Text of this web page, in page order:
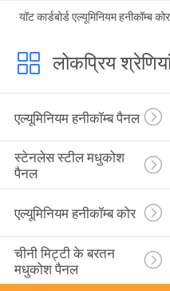
यॉट कार्डबोर्ड एल्यूमिनियम हनीकॉम्ब
लोकप्रिय
एल्यूमिनियम हनीकॉम्ब पैनल
स्टेनलेस स्टील मधुकोश
पैनल
एल्यूमिनियम हनीकॉम्ब कोर
चीनी मिट्टी के बरतन
मधुकोश पैनल